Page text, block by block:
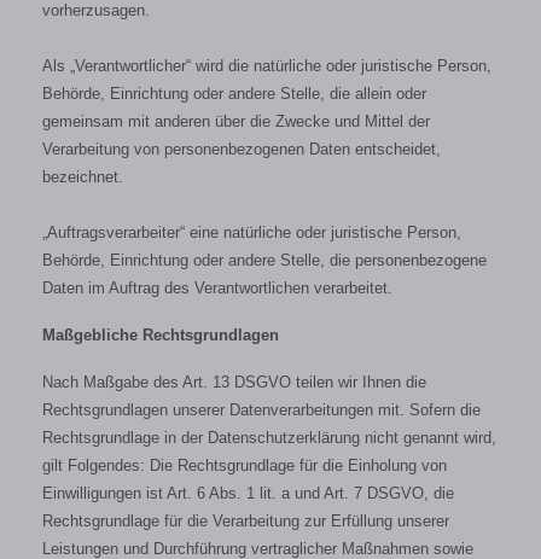
vorherzusagen.
Als „Verantwortlicher“ wird die natürliche oder juristische Person,
Behörde, Einrichtung oder andere Stelle, die allein oder
gemeinsam mit anderen über die Zwecke und Mittel der
Verarbeitung von personenbezogenen Daten entscheidet,
bezeichnet.
„Auftragsverarbeiter“ eine natürliche oder juristische Person,
Behörde, Einrichtung oder andere Stelle, die personenbezogene
Daten im Auftrag des Verantwortlichen verarbeitet.
Maßgebliche Rechtsgrundlagen
Nach Maßgabe des Art. 13 DSGVO teilen wir Ihnen die
Rechtsgrundlagen unserer Datenverarbeitungen mit. Sofern die
Rechtsgrundlage in der Datenschutzerklärung nicht genannt wird,
gilt Folgendes: Die Rechtsgrundlage für die Einholung von
Einwilligungen ist Art. 6 Abs. 1 lit. a und Art. 7 DSGVO, die
Rechtsgrundlage für die Verarbeitung zur Erfüllung unserer
Leistungen und Durchführung vertraglicher Maßnahmen sowie